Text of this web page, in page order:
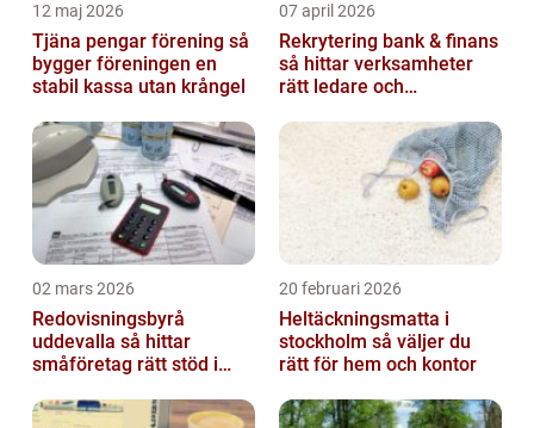
12 maj 2026
Tjäna pengar förening så
bygger föreningen en
stabil kassa utan krångel
07 april 2026
Rekrytering bank & finans
så hittar verksamheter
rätt ledare och
02 mars 2026
Redovisningsbyrå
uddevalla så hittar
småföretag rätt stöd i
20 februari 2026
Heltäckningsmatta i
stockholm så väljer du
rätt för hem och kontor